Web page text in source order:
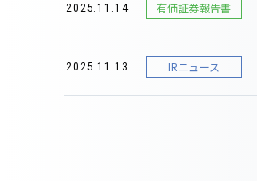
2025.11.14 有価証券報告書
2025.11.13 IRニュース